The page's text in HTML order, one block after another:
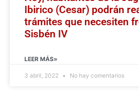
Ibirico (Cesar) podrán
trámites que necesiten
Sisbén IV
LEER MÁS»
3 abril, 2022 No hay comentarios